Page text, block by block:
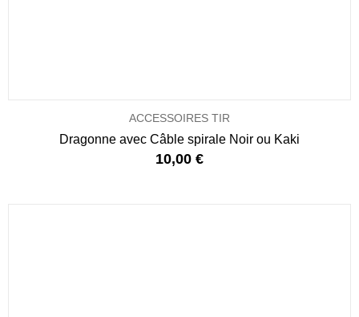
ACCESSOIRES TIR
Dragonne avec Câble spirale Noir ou Kaki
10,00 €